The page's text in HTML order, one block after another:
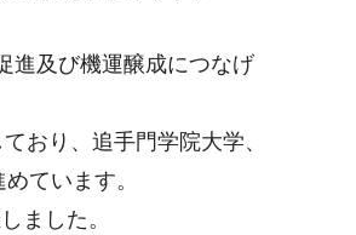
進及び機運醸成につなげ
おり、追手門学院大学、
ています。
ました。